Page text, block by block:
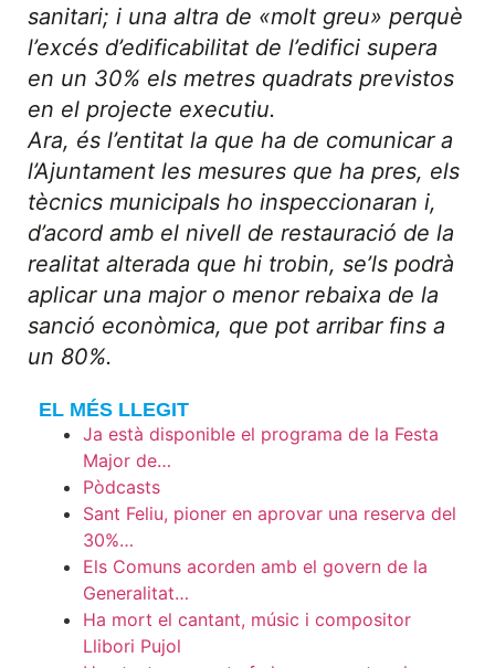
sanitari; i una altra de «molt greu» perquè
l’excés d’edificabilitat de l’edifici supera
en un 30% els metres quadrats previstos
en el projecte executiu.
Ara, és l’entitat la que ha de comunicar a
l’Ajuntament les mesures que ha pres, els
tècnics municipals ho inspeccionaran i,
d’acord amb el nivell de restauració de la
realitat alterada que hi trobin, se’ls podrà
aplicar una major o menor rebaixa de la
sanció econòmica, que pot arribar fins a
un 80%.
EL MÉS LLEGIT
Ja està disponible el programa de la Festa
Major de…
Pòdcasts
Sant Feliu, pioner en aprovar una reserva del
30%…
Els Comuns acorden amb el govern de la
Generalitat…
Ha mort el cantant, músic i compositor
Llibori Pujol